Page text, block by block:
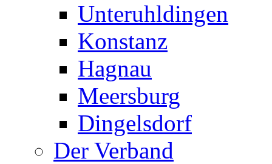
Unteruhldingen
Konstanz
Hagnau
Meersburg
Dingelsdorf
Der Verband